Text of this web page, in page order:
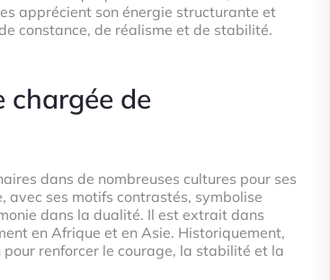
apprécient son énergie structurante et
constance, de réalisme et de stabilité.
chargée de
dans de nombreuses cultures pour ses
avec ses motifs contrastés, symbolise
dans la dualité. Il est extrait dans
en Afrique et en Asie. Historiquement,
renforcer le courage, la stabilité et la